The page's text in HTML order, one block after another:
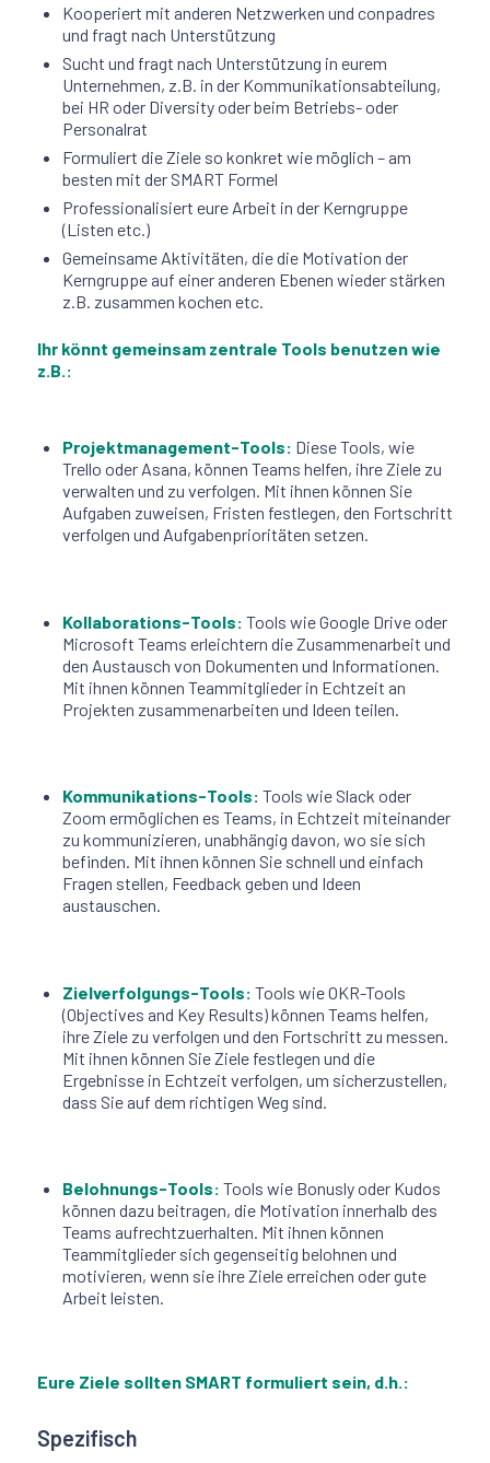
Kooperiert mit anderen Netzwerken und conpadres
und fragt nach Unterstützung
Sucht und fragt nach Unterstützung in eurem
Unternehmen, z.B. in der Kommunikationsabteilung,
bei HR oder Diversity oder beim Betriebs- oder
Personalrat
Formuliert die Ziele so konkret wie möglich – am
besten mit der SMART Formel
Professionalisiert eure Arbeit in der Kerngruppe
(Listen etc.)
Gemeinsame Aktivitäten, die die Motivation der
Kerngruppe auf einer anderen Ebenen wieder stärken
z.B. zusammen kochen etc.
Ihr könnt gemeinsam zentrale Tools benutzen wie
z.B.:
Projektmanagement-Tools: Diese Tools, wie
Trello oder Asana, können Teams helfen, ihre Ziele zu
verwalten und zu verfolgen. Mit ihnen können Sie
Aufgaben zuweisen, Fristen festlegen, den Fortschritt
verfolgen und Aufgabenprioritäten setzen.
Kollaborations-Tools: Tools wie Google Drive oder
Microsoft Teams erleichtern die Zusammenarbeit und
den Austausch von Dokumenten und Informationen.
Mit ihnen können Teammitglieder in Echtzeit an
Projekten zusammenarbeiten und Ideen teilen.
Kommunikations-Tools: Tools wie Slack oder
Zoom ermöglichen es Teams, in Echtzeit miteinander
zu kommunizieren, unabhängig davon, wo sie sich
befinden. Mit ihnen können Sie schnell und einfach
Fragen stellen, Feedback geben und Ideen
austauschen.
Zielverfolgungs-Tools: Tools wie OKR-Tools
(Objectives and Key Results) können Teams helfen,
ihre Ziele zu verfolgen und den Fortschritt zu messen.
Mit ihnen können Sie Ziele festlegen und die
Ergebnisse in Echtzeit verfolgen, um sicherzustellen,
dass Sie auf dem richtigen Weg sind.
Belohnungs-Tools: Tools wie Bonusly oder Kudos
können dazu beitragen, die Motivation innerhalb des
Teams aufrechtzuerhalten. Mit ihnen können
Teammitglieder sich gegenseitig belohnen und
motivieren, wenn sie ihre Ziele erreichen oder gute
Arbeit leisten.
Eure Ziele sollten SMART formuliert sein, d.h.:
Spezifisch